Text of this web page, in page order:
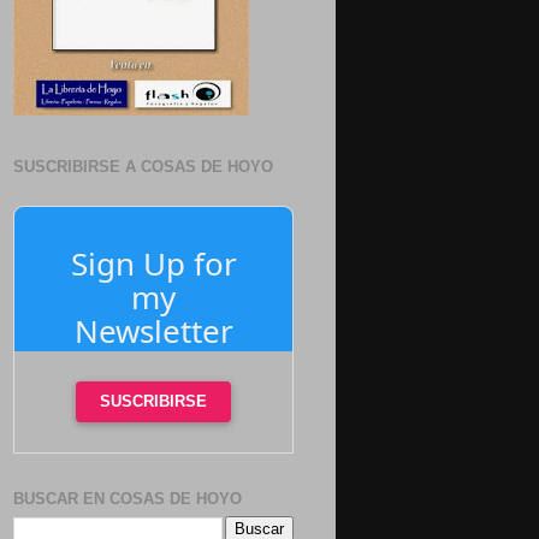
SUSCRIBIRSE A COSAS DE HOYO
Sign Up for
my
Newsletter
SUSCRIBIRSE
BUSCAR EN COSAS DE HOYO